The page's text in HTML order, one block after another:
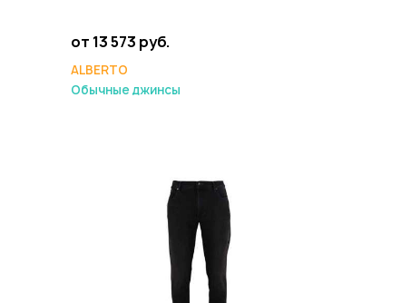
от 13 573 руб.
ALBERTO
Обычные джинсы